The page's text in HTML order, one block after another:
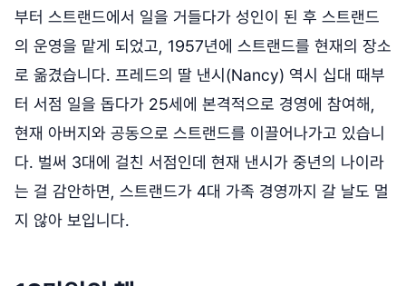
부터 스트랜드에서 일을 거들다가 성인이 된 후 스트랜드
의 운영을 맡게 되었고, 1957년에 스트랜드를 현재의 장소
로 옮겼습니다. 프레드의 딸 낸시(Nancy) 역시 십대 때부
터 서점 일을 돕다가 25세에 본격적으로 경영에 참여해,
현재 아버지와 공동으로 스트랜드를 이끌어나가고 있습니
다. 벌써 3대에 걸친 서점인데 현재 낸시가 중년의 나이라
는 걸 감안하면, 스트랜드가 4대 가족 경영까지 갈 날도 멀
지 않아 보입니다.